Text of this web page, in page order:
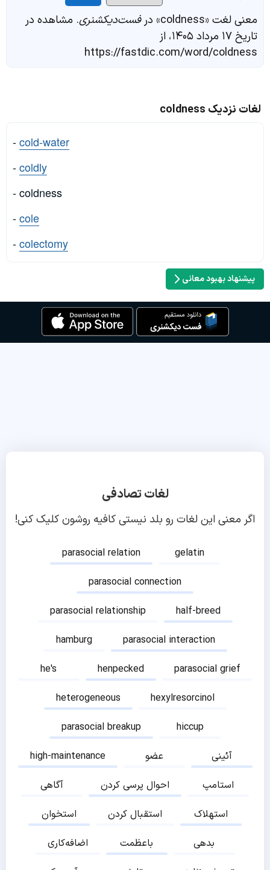
معنی لغت «coldness» در فست‌دیکشنری. مشاهده در
تاریخ ۱۷ مرداد ۱۴۰۵، از
https://fastdic.com/word/coldness
لغات نزدیک coldness
-cold-water
-coldly
- coldness
-cole
-colectomy
پیشنهاد بهبود معانی
لغات تصادفی
اگر معنی این لغات رو بلد نیستی کافیه روشون کلیک کنی!
parasocial relation
gelatin
parasocial connection
parasocial relationship
half-breed
hamburg
parasocial interaction
he's
henpecked
parasocial grief
heterogeneous
hexylresorcinol
parasocial breakup
hiccup
high-maintenance
عضو
آئینی
آگاهی
احوال پرسی کردن
استامپ
استخوان
استقبال کردن
استهلاک
اضافه‌کاری
باعظمت
بدهی